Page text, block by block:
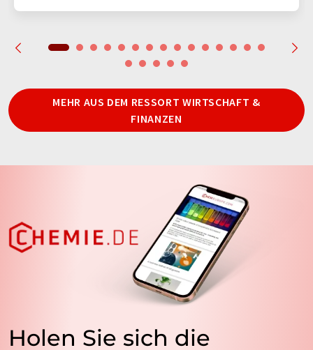
MEHR AUS DEM RESSORT WIRTSCHAFT &
FINANZEN
Holen Sie sich die